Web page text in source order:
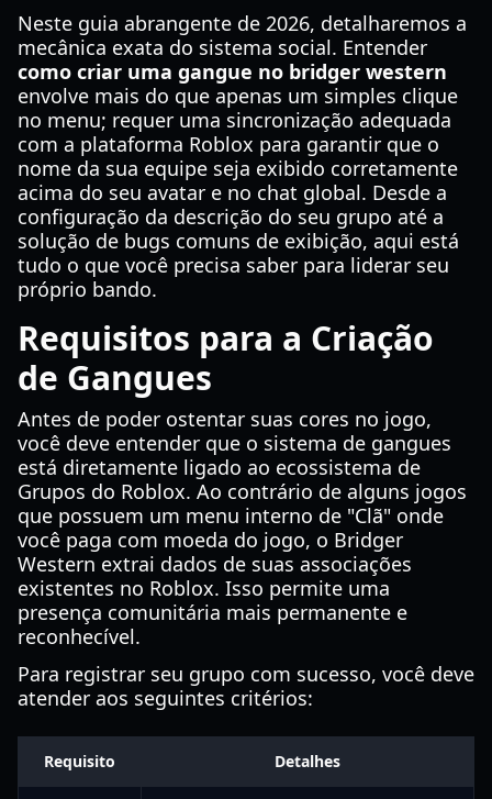
Neste guia abrangente de 2026, detalharemos a
mecânica exata do sistema social. Entender
como criar uma gangue no bridger western
envolve mais do que apenas um simples clique
no menu; requer uma sincronização adequada
com a plataforma Roblox para garantir que o
nome da sua equipe seja exibido corretamente
acima do seu avatar e no chat global. Desde a
configuração da descrição do seu grupo até a
solução de bugs comuns de exibição, aqui está
tudo o que você precisa saber para liderar seu
próprio bando.
Requisitos para a Criação
de Gangues
Antes de poder ostentar suas cores no jogo,
você deve entender que o sistema de gangues
está diretamente ligado ao ecossistema de
Grupos do Roblox. Ao contrário de alguns jogos
que possuem um menu interno de "Clã" onde
você paga com moeda do jogo, o Bridger
Western extrai dados de suas associações
existentes no Roblox. Isso permite uma
presença comunitária mais permanente e
reconhecível.
Para registrar seu grupo com sucesso, você deve
atender aos seguintes critérios:
Requisito Detalhes